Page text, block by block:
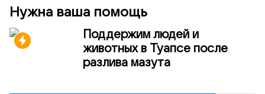
Нужна ваша помощь
Поддержим людей и
животных в Туапсе после
разлива мазута